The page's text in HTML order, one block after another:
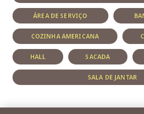
ÁREA DE SERVIÇO
COZINHA AMERICANA
HALL SACADA
SALA DE JANTAR